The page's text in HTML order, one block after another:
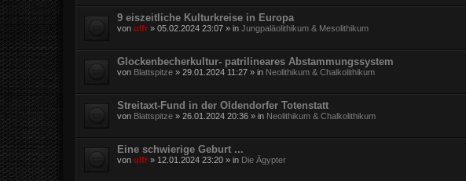
9 eiszeitliche Kulturkreise in Europa
von ulfr » 05.02.2024 23:07 » in Jungpaläolithikum & Mesolithikum
Glockenbecherkultur- patrilineares Abstammungssystem
von Blattspitze » 29.01.2024 11:27 » in Neolithikum & Chalkolithikum
Streitaxt-Fund in der Oldendorfer Totenstatt
von Blattspitze » 26.01.2024 20:36 » in Neolithikum & Chalkolithikum
Eine schwierige Geburt ...
von ulfr » 12.01.2024 23:20 » in Die Ägypter